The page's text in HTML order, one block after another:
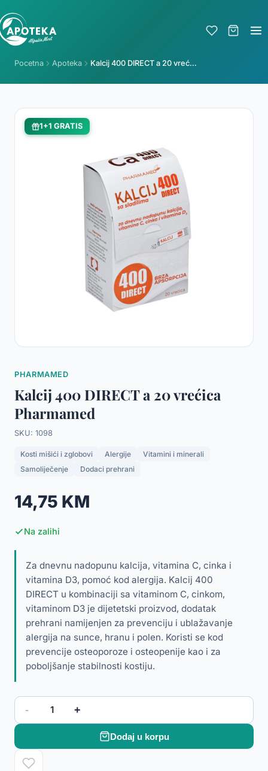
Pocetna Apoteka Kalcij 400 DIRECT a 20 vrećica Pharmamed
1+1 GRATIS
PHARMAMED
Kalcij 400 DIRECT a 20 vrećica
Pharmamed
SKU: 1098
Kosti mišići i zglobovi Alergije
Vitamini i minerali
Samoliječenje
Dodaci prehrani
14,75 KM
Na zalihi
Za dnevnu nadopunu kalcija, vitamina C, cinka i
vitamina D3, pomoć kod alergija. Kalcij 400
DIRECT u kombinaciji sa vitaminom C, cinkom,
vitaminom D3 je dijetetski proizvod, dodatak
prehrani namijenjen za prevenciju i ublažavanje
alergija na sunce, hranu i polen. Koristi se kod
prevencije osteoporoze i osteopenije kao i za
poboljšanje stabilnosti kostiju.
- 1 +
Dodaj u korpu